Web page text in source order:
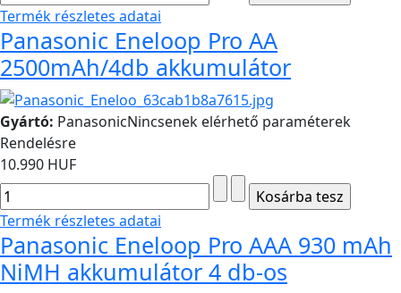
Termék részletes adatai
Panasonic Eneloop Pro AA
2500mAh/4db akkumulátor
Gyártó: PanasonicNincsenek elérhető paraméterek
Rendelésre
10.990 HUF
Termék részletes adatai
Panasonic Eneloop Pro AAA 930 mAh
NiMH akkumulátor 4 db-os